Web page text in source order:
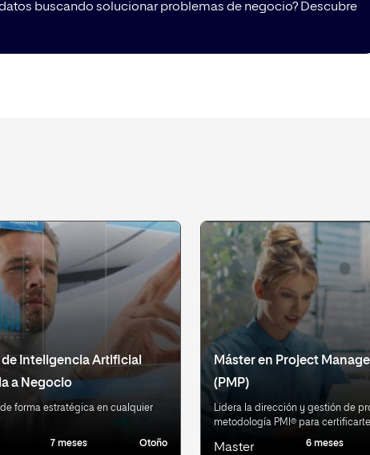
buscando solucionar problemas de negocio? Descubre
de Inteligencia Artificial
a Negocio
forma estratégica en cualquier
7 meses Otoño
Máster en Project
(PMP)
Lidera la dirección y gestión de
metodología PMI® para certificarte
Master 6 meses